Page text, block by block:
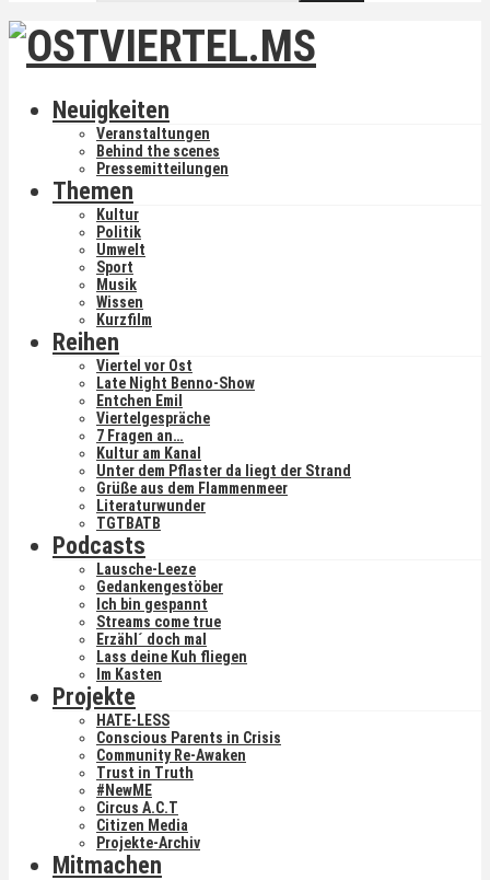
Neuigkeiten
Veranstaltungen
Behind the scenes
Pressemitteilungen
Themen
Kultur
Politik
Umwelt
Sport
Musik
Wissen
Kurzfilm
Reihen
Viertel vor Ost
Late Night Benno-Show
Entchen Emil
Viertelgespräche
7 Fragen an…
Kultur am Kanal
Unter dem Pflaster da liegt der Strand
Grüße aus dem Flammenmeer
Literaturwunder
TGTBATB
Podcasts
Lausche-Leeze
Gedankengestöber
Ich bin gespannt
Streams come true
Erzähl´ doch mal
Lass deine Kuh fliegen
Im Kasten
Projekte
HATE-LESS
Conscious Parents in Crisis
Community Re-Awaken
Trust in Truth
#NewME
Circus A.C.T
Citizen Media
Projekte-Archiv
Mitmachen